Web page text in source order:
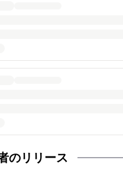
のリリース